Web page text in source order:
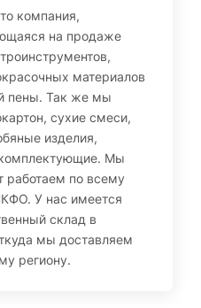
компания,
на продаже
материалов
пены. Так же мы
сухие смеси,
изделия,
Мы
работаем по всему
У нас имеется
склад в
мы доставляем
региону.